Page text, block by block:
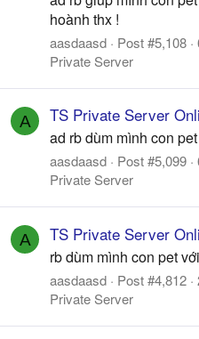
hoành thx !
aasdaasd Post #5,108
Private Server
A TS Private Server
ad rb dùm mình con
aasdaasd Post #5,099
Private Server
A TS Private Server
rb dùm mình con pet
aasdaasd Post #4,812
Private Server